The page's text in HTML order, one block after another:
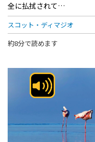
全に払拭されて…
スコット・ディマジオ
約8分で読めます